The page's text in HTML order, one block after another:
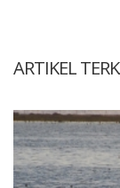
ARTIKEL